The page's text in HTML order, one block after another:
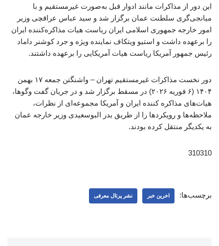
این دور از مذاکرات مانند ادوار قبل به‌صورت غیرمستقیم و با
میانجی‌گری سلطنت عمان برگزار شد و سید عباس عراقچی وزیر
امور خارجه جمهوری اسلامی ایران ریاست هیات مذاکره‌کننده ایران
را برعهده داشت و استیو ویتکاف نماینده ویژه و جرد کوشنر داماد
رئیس جمهور آمریکا ریاست هیات آمریکایی را برعهده داشتند.
دور نخست مذاکرات غیرمستقیم تهران – واشنگتن جمعه ۱۷ بهمن
۱۴۰۴ (۶ فوریه ۲۰۲۶) در مسقط برگزار شد و در جریان گفت‌ وگوها،
هیات‌های مذاکره کننده ایران و آمریکا مجموعه‌ای از نظرات،
ملاحظه‌ها و رویکردها را از طریق بدر البوسعیدی وزیر خارجه عمان
به یکدیگر منتقل کرده بودند.
310310
برچسب‌ها: اخرین خبر نشر پرتال معرفی